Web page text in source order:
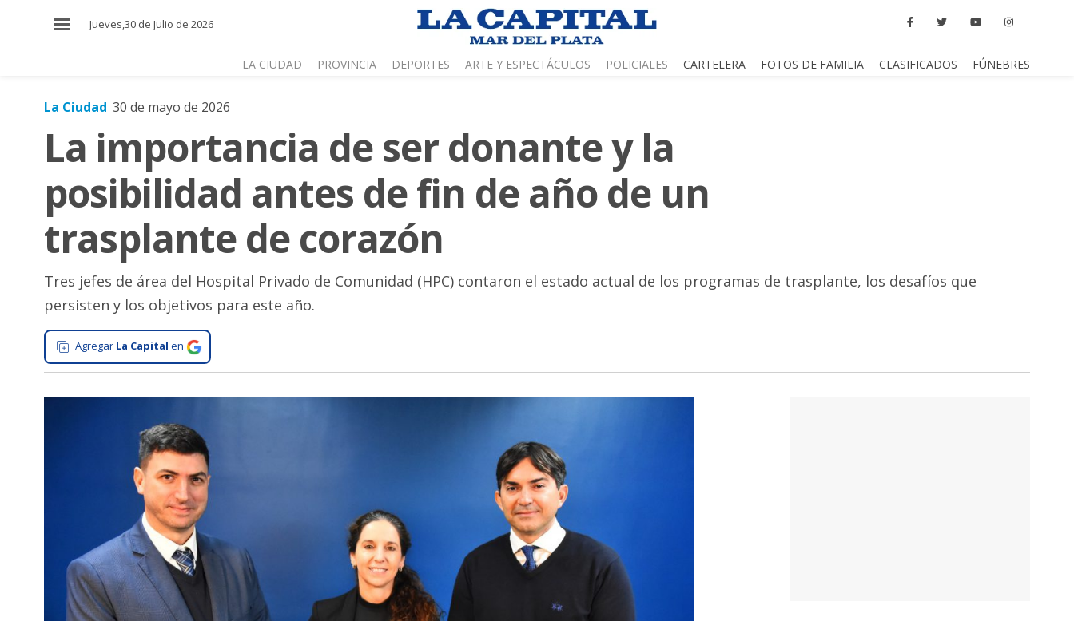
Jueves,30 de Julio de 2026
LA CIUDAD PROVINCIA DEPORTES ARTE Y ESPECTÁCULOS POLICIALES CARTELERA FOTOS DE FAMILIA CLASIFICADOS FÚNEBRES
Zona
Cultura
Tecnología
Gastronomía
General
Policiales
Cartelera
La Ciudad 30 de mayo de 2026
La importancia de ser donante y la
posibilidad antes de fin de año de un
trasplante de corazón
Tres jefes de área del Hospital Privado de Comunidad (HPC) contaron el estado actual de los programas de trasplante, los desafíos que
persisten y los objetivos para este año.
Agregar La Capital en